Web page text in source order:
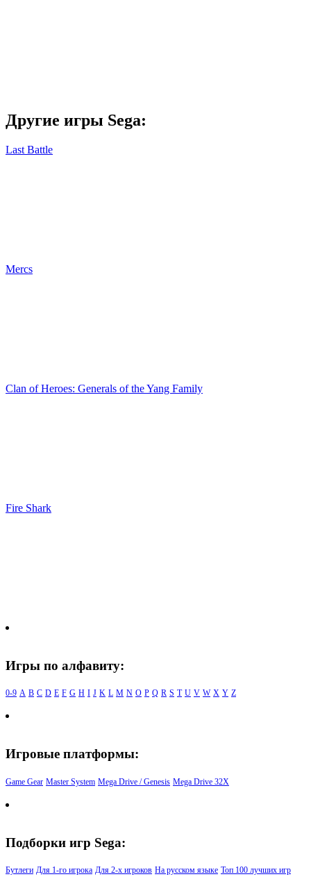
Другие игры Sega:
Last Battle
Mercs
Clan of Heroes: Generals of the Yang Family
Fire Shark
Игры по алфавиту:
0-9 A B C D E F G H I J K L M N O P Q R S T U V W X Y Z
Игровые платформы:
Game Gear Master System Mega Drive / Genesis Mega Drive 32X
Подборки игр Sega:
Бутлеги Для 1-го игрока Для 2-х игроков На русском языке Топ 100 лучших игр